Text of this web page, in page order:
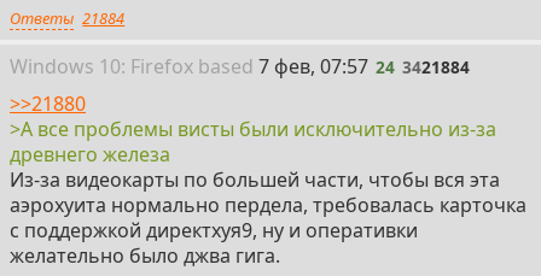
Ответы 21884
Windows 10: Firefox based 24
7 фев, 07:57 24 3421884
>>21880
>А все проблемы висты были исключительно из-за
древнего железа
Из-за видеокарты по большей части, чтобы вся эта
аэрохуита нормально пердела, требовалась карточка
с поддержкой директхуя9, ну и оперативки
желательно было джва гига.